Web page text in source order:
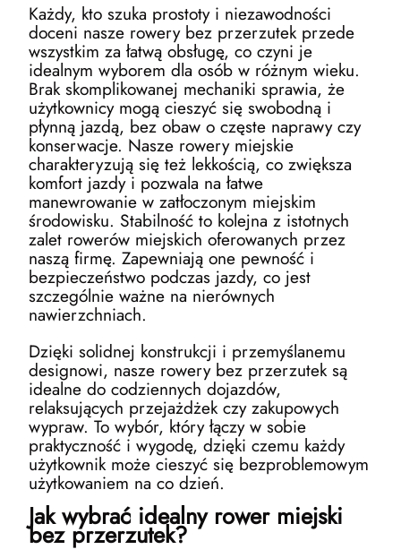
Każdy, kto szuka prostoty i niezawodności
doceni nasze rowery bez przerzutek przede
wszystkim za łatwą obsługę, co czyni je
idealnym wyborem dla osób w różnym wieku.
Brak skomplikowanej mechaniki sprawia, że
użytkownicy mogą cieszyć się swobodną i
płynną jazdą, bez obaw o częste naprawy czy
konserwacje. Nasze rowery miejskie
charakteryzują się też lekkością, co zwiększa
komfort jazdy i pozwala na łatwe
manewrowanie w zatłoczonym miejskim
środowisku. Stabilność to kolejna z istotnych
zalet rowerów miejskich oferowanych przez
naszą firmę. Zapewniają one pewność i
bezpieczeństwo podczas jazdy, co jest
szczególnie ważne na nierównych
nawierzchniach.
Dzięki solidnej konstrukcji i przemyślanemu
designowi, nasze rowery bez przerzutek są
idealne do codziennych dojazdów,
relaksujących przejażdżek czy zakupowych
wypraw. To wybór, który łączy w sobie
praktyczność i wygodę, dzięki czemu każdy
użytkownik może cieszyć się bezproblemowym
użytkowaniem na co dzień.
Jak wybrać idealny rower miejski
bez przerzutek?